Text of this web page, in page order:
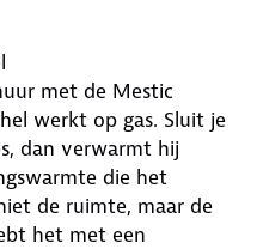
met de Mestic
werkt op gas. Sluit je
dan verwarmt hij
die het
de ruimte, maar de
het met een